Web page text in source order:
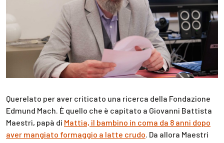
Querelato per aver criticato una ricerca della Fondazione
Edmund Mach. È quello che è capitato a Giovanni Battista
Maestri, papà di Mattia, il bambino in coma da 8 anni dopo
aver mangiato formaggio a latte crudo . Da allora Maestri